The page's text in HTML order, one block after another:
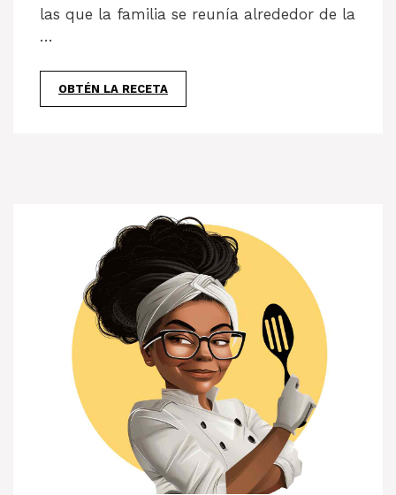
las que la familia se reunía alrededor de la
…
OBTÉN LA RECETA